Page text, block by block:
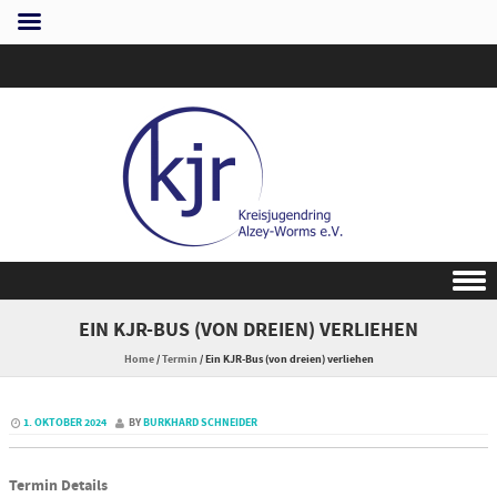
EIN KJR-BUS (VON DREIEN) VERLIEHEN
Home/Termin /Ein KJR-Bus (von dreien) verliehen
1. OKTOBER 2024 BYBURKHARD SCHNEIDER
Termin Details